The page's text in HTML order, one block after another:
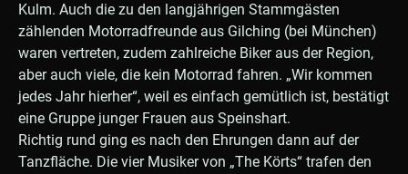
Kulm. Auch die zu den langjährigen Stammgästen
zählenden Motorradfreunde aus Gilching (bei München)
waren vertreten, zudem zahlreiche Biker aus der Region,
aber auch viele, die kein Motorrad fahren. „Wir kommen
jedes Jahr hierher“, weil es einfach gemütlich ist, bestätigt
eine Gruppe junger Frauen aus Speinshart.
Richtig rund ging es nach den Ehrungen dann auf der
Tanzfläche. Die vier Musiker von „The Körts“ trafen den